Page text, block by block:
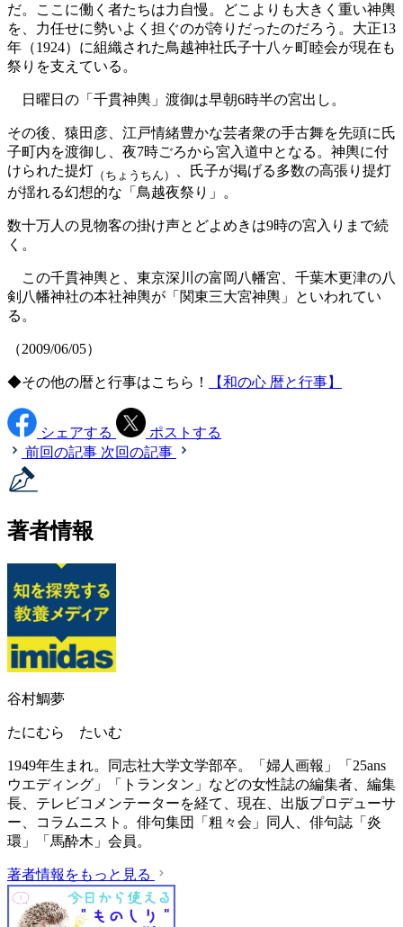
だ。ここに働く者たちは力自慢。どこよりも大きく重い神輿
を、力任せに勢いよく担ぐのが誇りだったのだろう。大正13
年（1924）に組織された鳥越神社氏子十八ヶ町睦会が現在も
祭りを支えている。
日曜日の「千貫神輿」渡御は早朝6時半の宮出し。
その後、猿田彦、江戸情緒豊かな芸者衆の手古舞を先頭に氏
子町内を渡御し、夜7時ごろから宮入道中となる。神輿に付
けられた提灯 （ちょうちん）
、氏子が掲げる多数の高張り提灯
が揺れる幻想的な「鳥越夜祭り」。
数十万人の見物客の掛け声とどよめきは9時の宮入りまで続
く。
この千貫神輿と、東京深川の富岡八幡宮、千葉木更津の八
剣八幡神社の本社神輿が「関東三大宮神輿」といわれてい
る。
（2009/06/05）
◆その他の暦と行事はこちら！ 【和の心 暦と行事】
シェアする
ポストする
前回の記事 次回の記事
著者情報
谷村鯛夢
たにむら たいむ
1949年生まれ。同志社大学文学部卒。「婦人画報」「25ans
ウエディング」「トランタン」などの女性誌の編集者、編集
長、テレビコメンテーターを経て、現在、出版プロデューサ
ー、コラムニスト。俳句集団「粗々会」同人、俳句誌「炎
環」「馬酔木」会員。
著者情報をもっと見る